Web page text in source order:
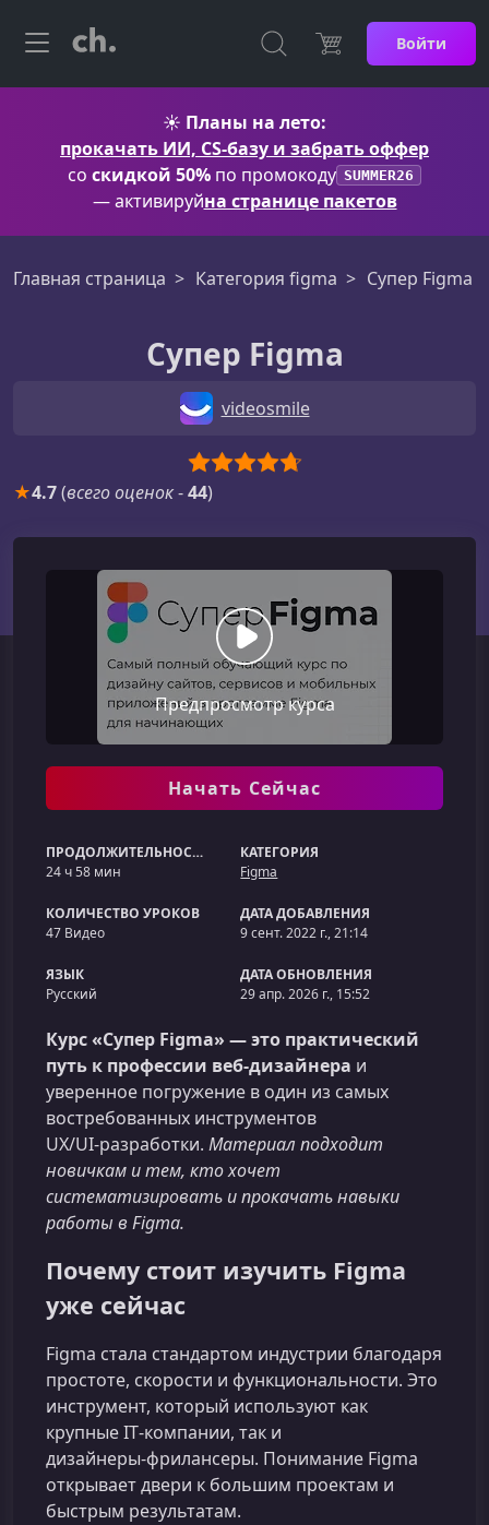
Войти
☀️ Планы на лето:
прокачать ИИ, CS-базу и забрать оффер
со скидкой 50% по промокоду SUMMER26
— активируйна странице пакетов
Главная страница Категория figma Супер Figma
Супер Figma
videosmile
★4.7(всего оценок-44)
Предпросмотр курса
Начать Сейчас
ПРОДОЛЖИТЕЛЬНОСТЬ
24 ч 58 мин
КАТЕГОРИЯ
Figma
КОЛИЧЕСТВО УРОКОВ
47 Видео
ДАТА ДОБАВЛЕНИЯ
9 сент. 2022 г., 21:14
ЯЗЫК
Русский
ДАТА ОБНОВЛЕНИЯ
29 апр. 2026 г., 15:52
Курс «Супер Figma» — это практический
путь к профессии веб‑дизайнера и
уверенное погружение в один из самых
востребованных инструментов
UX/UI‑разработки. Материал подходит
новичкам и тем, кто хочет
систематизировать и прокачать навыки
работы в Figma.
Почему стоит изучить Figma
уже сейчас
Figma стала стандартом индустрии благодаря
простоте, скорости и функциональности. Это
инструмент, который используют как
крупные IT‑компании, так и
дизайнеры‑фрилансеры. Понимание Figma
открывает двери к большим проектам и
быстрым результатам.